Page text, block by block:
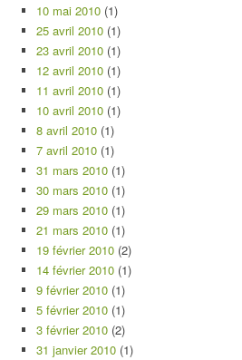
10 mai 2010 (1)
25 avril 2010 (1)
23 avril 2010 (1)
12 avril 2010 (1)
11 avril 2010 (1)
10 avril 2010 (1)
8 avril 2010 (1)
7 avril 2010 (1)
31 mars 2010 (1)
30 mars 2010 (1)
29 mars 2010 (1)
21 mars 2010 (1)
19 février 2010 (2)
14 février 2010 (1)
9 février 2010 (1)
5 février 2010 (1)
3 février 2010 (2)
31 janvier 2010 (1)